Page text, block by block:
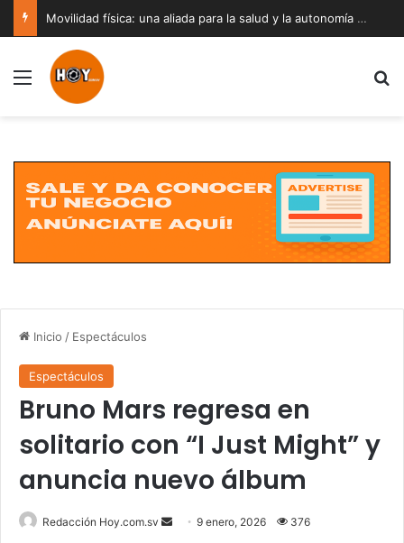
Movilidad física: una aliada para la salud y la autonomía a cualquier edad
Menú
Inicio / Espectáculos
Espectáculos
Bruno Mars regresa en
solitario con “I Just Might” y
anuncia nuevo álbum
Redacción Hoy.com.sv
Send9 enero, 2026 376